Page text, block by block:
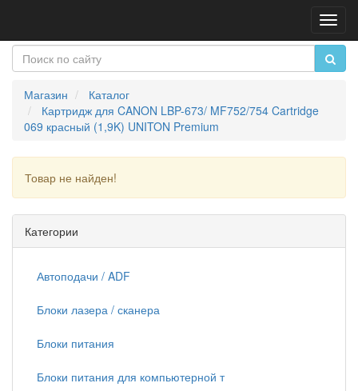
Магазин
Каталог
Картридж для CANON LBP-673/ MF752/754 Cartridge
069 красный (1,9K) UNITON Premium
Товар не найден!
Категории
Автоподачи / ADF
Блоки лазера / сканера
Блоки питания
Блоки питания для компьютерной т